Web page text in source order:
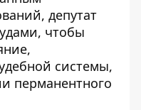
депутат
чтобы
системы,
перманентного